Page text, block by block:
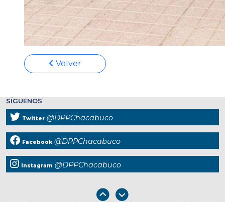
Volver
SÍGUENOS
Twitter @DPPChacabuco
Facebook @DPPChacabuco
Instagram @DPPChacabuco